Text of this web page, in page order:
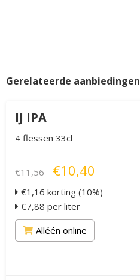
Gerelateerde aanbiedingen
IJ IPA
4 flessen 33cl
€11,56 €10,40
€1,16 korting (10%)
€7,88 per liter
Alléén online